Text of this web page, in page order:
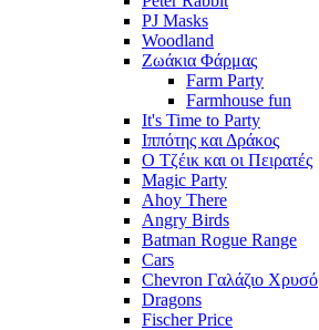
PJ Masks
Woodland
Ζωάκια Φάρμας
Farm Party
Farmhouse fun
It's Time to Party
Ιππότης και Δράκος
Ο Τζέικ και οι Πειρατές
Magic Party
Ahoy There
Angry Birds
Batman Rogue Range
Cars
Chevron Γαλάζιο Χρυσό
Dragons
Fischer Price